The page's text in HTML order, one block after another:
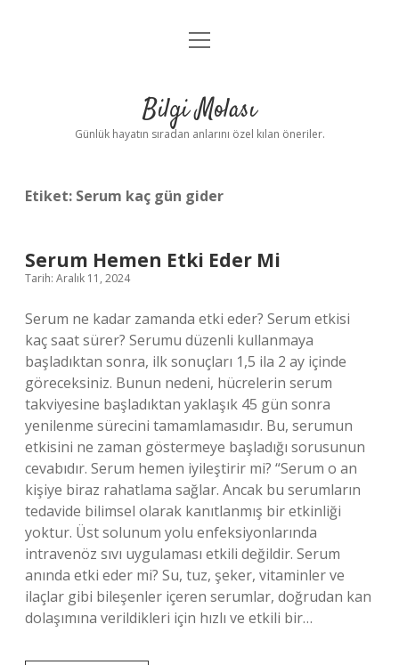
Anasayfa
Yasal Uyarı
menüyü
Bilgi Molası
Günlük hayatın sıradan anlarını özel kılan öneriler.
Etiket: Serum kaç gün gider
Serum Hemen Etki Eder Mi
Tarih: Aralık 11, 2024
Serum ne kadar zamanda etki eder? Serum etkisi
kaç saat sürer? Serumu düzenli kullanmaya
başladıktan sonra, ilk sonuçları 1,5 ila 2 ay içinde
göreceksiniz. Bunun nedeni, hücrelerin serum
takviyesine başladıktan yaklaşık 45 gün sonra
yenilenme sürecini tamamlamasıdır. Bu, serumun
etkisini ne zaman göstermeye başladığı sorusunun
cevabıdır. Serum hemen iyileştirir mi? “Serum o an
kişiye biraz rahatlama sağlar. Ancak bu serumların
tedavide bilimsel olarak kanıtlanmış bir etkinliği
yoktur. Üst solunum yolu enfeksiyonlarında
intravenöz sıvı uygulaması etkili değildir. Serum
anında etki eder mi? Su, tuz, şeker, vitaminler ve
ilaçlar gibi bileşenler içeren serumlar, doğrudan kan
dolaşımına verildikleri için hızlı ve etkili bir…